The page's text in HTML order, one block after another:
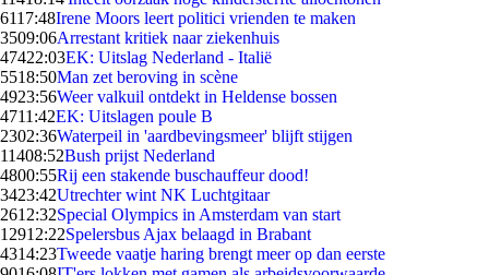
6117:48Irene Moors leert politici vrienden te maken
3509:06Arrestant kritiek naar ziekenhuis
47422:03EK: Uitslag Nederland - Italië
5518:50Man zet beroving in scène
4923:56Weer valkuil ontdekt in Heldense bossen
4711:42EK: Uitslagen poule B
2302:36Waterpeil in 'aardbevingsmeer' blijft stijgen
11408:52Bush prijst Nederland
4800:55Rij een stakende buschauffeur dood!
3423:42Utrechter wint NK Luchtgitaar
2612:32Special Olympics in Amsterdam van start
12912:22Spelersbus Ajax belaagd in Brabant
4314:23Tweede vaatje haring brengt meer op dan eerste